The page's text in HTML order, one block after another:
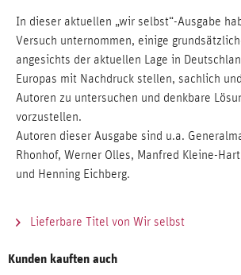
In dieser aktuellen „wir selbst“-Ausgabe
Versuch unternommen, einige
angesichts der aktuellen Lage in
Europas mit Nachdruck stellen, sachlich
Autoren zu untersuchen und denkbare
vorzustellen.
Autoren dieser Ausgabe sind u.a.
Rhonhof, Werner Olles, Manfred Kleine-
und Henning Eichberg.
Lieferbare Titel von Wir selbst
Kunden kauften auch